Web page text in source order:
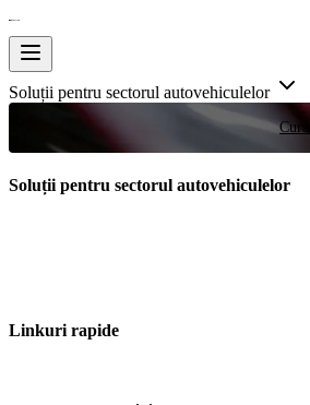
Soluții pentru sectorul autovehiculelor
Curse
Soluții pentru sectorul autovehiculelor
Linkuri rapide